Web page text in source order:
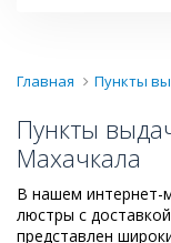
Главная Пункты
Пункты
Махачкала
В нашем интернет-
люстры с
представлен